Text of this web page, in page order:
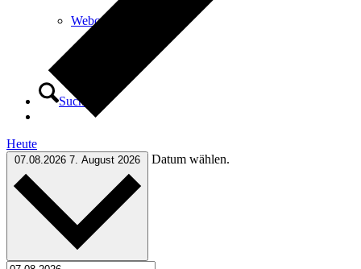
Webcam
Suche
Heute
07.08.2026 7. August 2026 Datum wählen.